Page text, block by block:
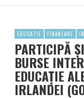
EDUCATIE FINANȚARE
PARTICIPĂ
BURSE
EDUCAȚIE
IRLANDEI